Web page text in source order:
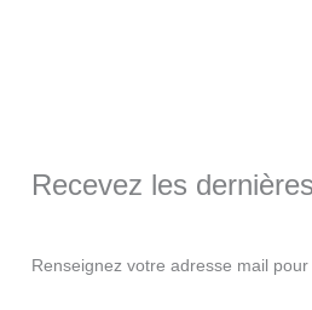
Recevez les
Renseignez votre adresse mail